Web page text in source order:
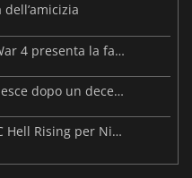
Warhammer 40.000: Dawn of War 4 presenta la fazione dei Necron
Forsaken Realms: Vahrin's Call esce dopo un decennio di sviluppo
Annunciato ufficialmente il DLC Hell Rising per Nioh 3